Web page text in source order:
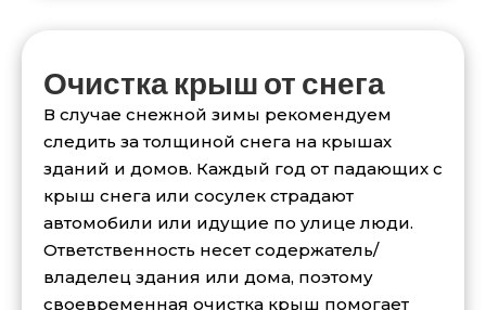
Очистка крыш от снега
В случае снежной зимы рекомендуем
следить за толщиной снега на крышах
зданий и домов. Каждый год от падающих с
крыш снега или сосулек страдают
автомобили или идущие по улице люди.
Ответственность несет содержатель/
владелец здания или дома, поэтому
своевременная очистка крыш помогает